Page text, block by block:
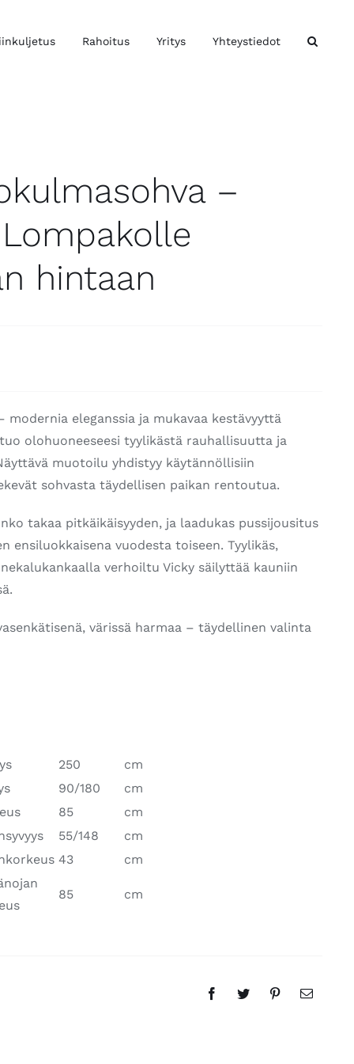
Rahoitus Yritys Yhteystiedot
–
hintaan
modernia eleganssia ja mukavaa kestävyyttä
olohuoneeseesi tyylikästä rauhallisuutta ja
muotoilu yhdistyy käytännöllisiin
sohvasta täydellisen paikan rentoutua.
takaa pitkäikäisyyden, ja laadukas pussijousitus
ensiluokkaisena vuodesta toiseen. Tyylikäs,
verhoiltu Vicky säilyttää kauniin
värissä harmaa – täydellinen valinta
250
cm
90/180
cm
85
cm
55/148
cm
43
cm
85 cm